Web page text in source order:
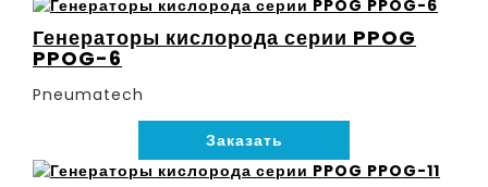
Генераторы кислорода серии PPOG
PPOG-6
Pneumatech
Заказать